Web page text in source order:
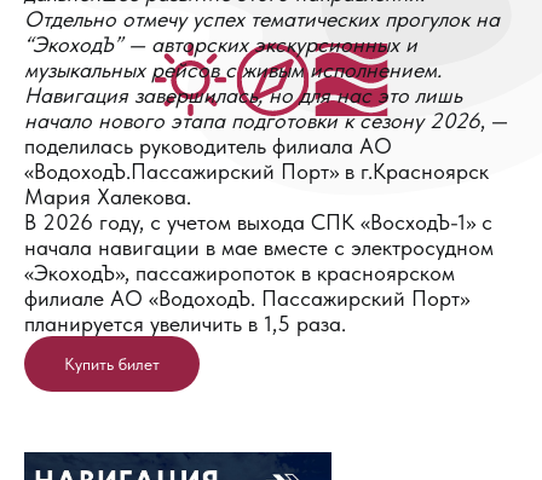
Отдельно отмечу успех тематических прогулок на
“ЭкоходЪ” — авторских экскурсионных и
музыкальных рейсов с живым исполнением.
Навигация завершилась, но для нас это лишь
начало нового этапа подготовки к сезону 2026, —
поделилась руководитель филиала АО
«ВодоходЪ.Пассажирский Порт» в г.Красноярск
Мария Халекова.
В 2026 году, с учетом выхода СПК «ВосходЪ-1» с
начала навигации в мае вместе с электросудном
«ЭкоходЪ», пассажиропоток в красноярском
филиале АО «ВодоходЪ. Пассажирский Порт»
планируется увеличить в 1,5 раза.
Купить билет